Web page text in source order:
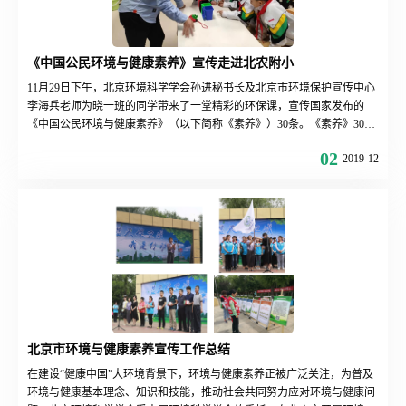
《中国公民环境与健康素养》宣传走进北农附小
11月29日下午，北京环境科学学会孙进秘书长及北京市环境保护宣传中心
李海兵老师为晓一班的同学带来了一堂精彩的环保课，宣传国家发布的
《中国公民环境与健康素养》（以下简称《素养》）30条。《素养》30条
更广泛的人群中，让每一个人在日常生活中懂得正确保护自身健康。小朋
们影响一个家庭，积极践行有利于生态环境保护和身心健康的绿色生活方
02 2019-12
北京市环境与健康素养宣传工作总结
在建设“健康中国”大环境背景下，环境与健康素养正被广泛关注，为普及
环境与健康基本理念、知识和技能，推动社会共同努力应对环境与健康问